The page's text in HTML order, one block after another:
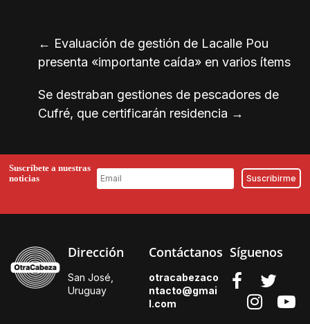
← Evaluación de gestión de Lacalle Pou
presenta «importante caída» en varios ítems
Se destraban gestiones de pescadores de
Cufré, que certificarán residencia →
Suscríbete a nuestras
noticias
Dirección
San José,
Uruguay
Contáctanos
otracabezaco
ntacto@gmai
l.com
Síguenos